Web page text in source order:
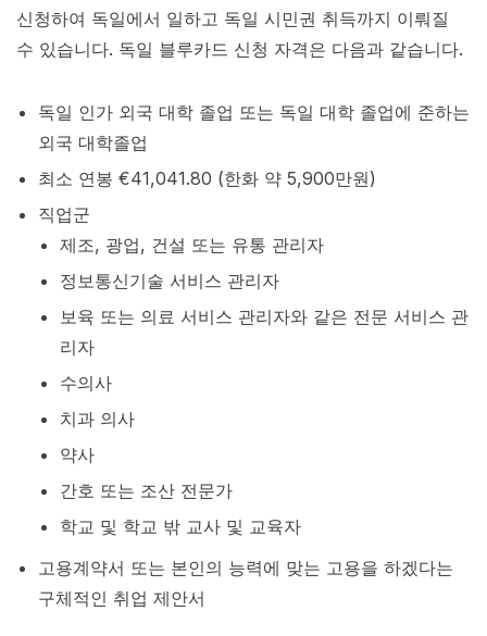
신청하여 독일에서 일하고 독일 시민권 취득까지 이뤄질
수 있습니다. 독일 블루카드 신청 자격은 다음과 같습니다.
독일 인가 외국 대학 졸업 또는 독일 대학 졸업에 준하는
외국 대학졸업
최소 연봉 €41,041.80 (한화 약 5,900만원)
직업군
제조, 광업, 건설 또는 유통 관리자
정보통신기술 서비스 관리자
보육 또는 의료 서비스 관리자와 같은 전문 서비스 관
리자
수의사
치과 의사
약사
간호 또는 조산 전문가
학교 및 학교 밖 교사 및 교육자
고용계약서 또는 본인의 능력에 맞는 고용을 하겠다는
구체적인 취업 제안서